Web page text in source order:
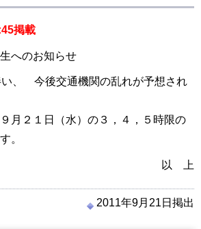
掲載
へのお知らせ
い、 今後交通機関の乱れが予想され
月２１日（水）の３，４，５時限の
。
以 上
2011年9月21日掲出